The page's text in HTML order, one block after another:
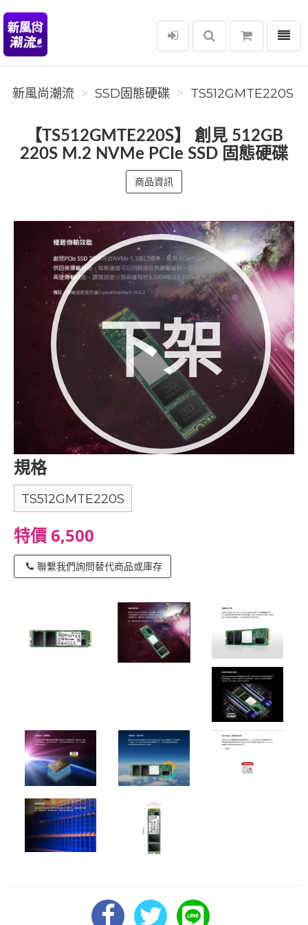
新風尚潮流
選單
新風尚潮流 SSD固態硬碟 TS512GMTE220S
【TS512GMTE220S】 創見 512GB
220S M.2 NVMe PCIe SSD 固態硬碟
商品資訊
下架
規格
TS512GMTE220S
特價 6,500
聯繫我們詢問替代商品或庫存